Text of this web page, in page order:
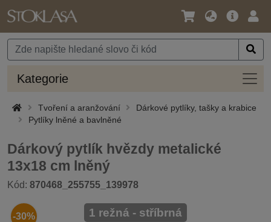
Jazyk
Měna
Hlavní
Kategorie
Tvoření a aranžování
Dárkové pytlíky, tašky a krabice
Pytlíky lněné a bavlněné
Dárkový pytlík hvězdy metalické
13x18 cm lněný
Kód: 870468_255755_139978
-30% 1 režná - stříbrná